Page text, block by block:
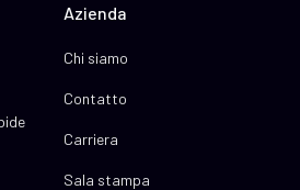
Azienda
Chi siamo
Contatto
Carriera
Sala stampa